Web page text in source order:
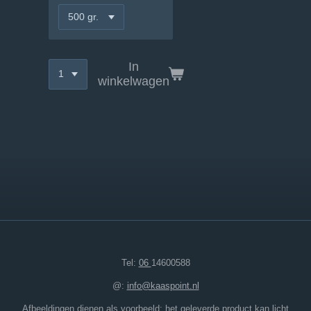
In
winkelwagen
Tel: 06 14600588
@: info@kaaspoint.nl
Afbeeldingen dienen als voorbeeld; het geleverde product kan licht